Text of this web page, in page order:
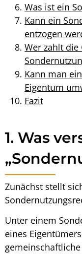
Was ist ein
Kann ein
entzogen
Wer zahlt die
Kann man ein
Eigentum
Fazit
1. Was
Zunächst stellt
Unter einem
eines